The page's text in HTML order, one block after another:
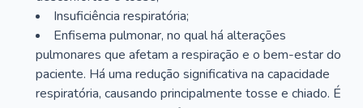
Insuficiência respiratória;
Enfisema pulmonar, no qual há alterações
pulmonares que afetam a respiração e o bem-estar do
paciente. Há uma redução significativa na capacidade
respiratória, causando principalmente tosse e chiado. É